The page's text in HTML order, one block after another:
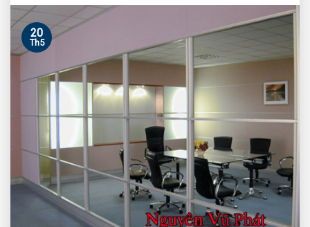
20
Th5